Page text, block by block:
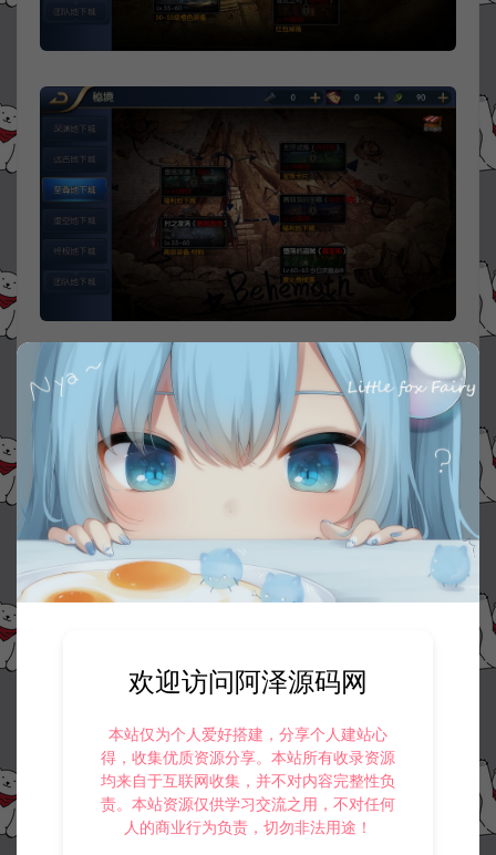
欢迎访问阿泽源码网
本站仅为个人爱好搭建，分享个人建站心
得，收集优质资源分享。本站所有收录资源
均来自于互联网收集，并不对内容完整性负
责。本站资源仅供学习交流之用，不对任何
人的商业行为负责，切勿非法用途！